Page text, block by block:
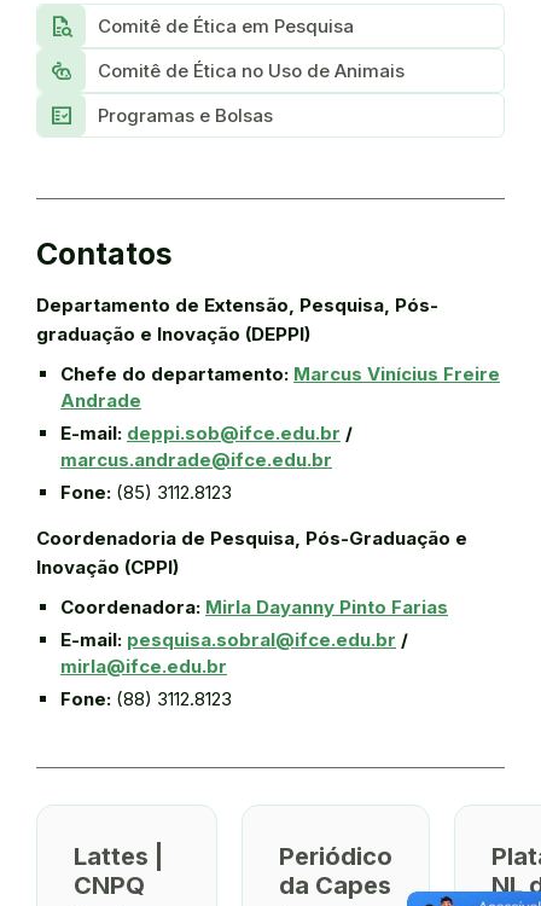
Quick_Reference_All Comitê de Ética em Pesquisa
Pest_Control_Rodent Comitê de Ética no Uso de Animais
Fact_Check Programas e Bolsas
Contatos
Departamento de Extensão, Pesquisa, Pós-
graduação e Inovação (DEPPI)
Chefe do departamento: Marcus Vinícius Freire
Andrade
E-mail: deppi.sob@ifce.edu.br /
marcus.andrade@ifce.edu.br
Fone: (85) 3112.8123
Coordenadoria de Pesquisa, Pós-Graduação e
Inovação (CPPI)
Coordenadora: Mirla Dayanny Pinto Farias
E-mail: pesquisa.sobral@ifce.edu.br /
mirla@ifce.edu.br
Fone: (88) 3112.8123
Lattes |
CNPQ
Periódico
da Capes
NL